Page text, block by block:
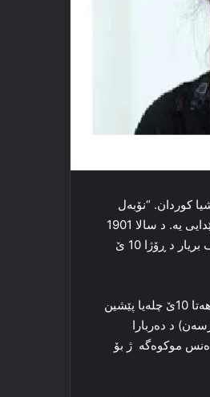
کوردان. “نۆبه‌ل
´”بنگه‌ها خوە ژ په‌یڤا “ئالفره‌د نۆبه‌ل” وه‌ر دگره‌. خه‌لاتا نۆبه‌لێ یا ئاشتیێ ب (ئالفره‌د نۆبه‌ل) گرێدایی یه‌. د سالا 1901
ێ ده‌ کۆمیسیۆنا نۆبه‌ل ئا نه‌رویجێ/ ئۆسلۆ´یێ خه‌لاتا ئاشتیێ یا”نۆبه‌ل” دابوو ئالفره‌د نۆبه‌ل.ئه‌ڤ بریار د ڕۆژا 10 ێ
کۆمیته‌یا نۆبه‌ل یا نه‌رویجێخوه‌دیێ ترادسیۆنه‌کا که‌ڤنه‌. خه‌لاتا ئاشتیێ یا نۆبه‌لێ ژ سالا 1901 ێ هه‌تا 10ێ چله‌یا پێشین
د ده‌ربارا
بۆسالا 2018ێ بدن نادیا موراد و ده‌نس موکوه‌گه‌ ژ بۆ